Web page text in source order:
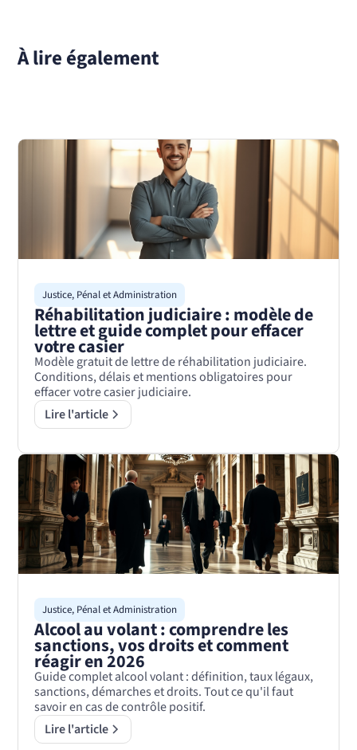
À lire également
Justice, Pénal et Administration
Réhabilitation judiciaire : modèle de
lettre et guide complet pour effacer
votre casier
Modèle gratuit de lettre de réhabilitation judiciaire.
Conditions, délais et mentions obligatoires pour
effacer votre casier judiciaire.
Lire l'article
Justice, Pénal et Administration
Alcool au volant : comprendre les
sanctions, vos droits et comment
réagir en 2026
Guide complet alcool volant : définition, taux légaux,
sanctions, démarches et droits. Tout ce qu'il faut
savoir en cas de contrôle positif.
Lire l'article